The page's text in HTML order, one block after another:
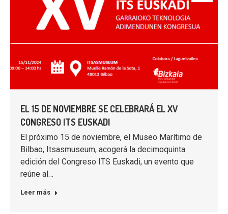
EL 15 DE NOVIEMBRE SE CELEBRARÁ EL XV
CONGRESO ITS EUSKADI
El próximo 15 de noviembre, el Museo Marítimo de
Bilbao, Itsasmuseum, acogerá la decimoquinta
edición del Congreso ITS Euskadi, un evento que
reúne al…
Leer más